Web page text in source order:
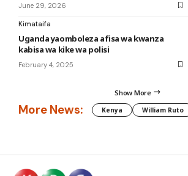
June 29, 2026
Kimataifa
Uganda yaomboleza afisa wa kwanza
kabisa wa kike wa polisi
February 4, 2025
Show More
More News: Kenya William Ruto